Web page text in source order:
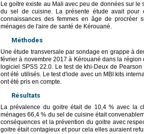
Le goitre existe au Mali avec peu de données sur
du sel de cuisine. La présente étude avait pour
connaissances des femmes en âge de procréer
ménages de l'aire de santé de Kérouané.
Méthodes
Une étude transversale par sondage en grappe à
février à novembre 2017 à Kérouané dans la
logiciel SPSS 22.0. Le test de khi-Deux de
ont été utilisés. Le test d'iode avec un MBI kits
ont été pris en compte.
Résultats
La prévalence du goitre était de 10,4 % avec la
ménages 66,4 % du sel de cuisine était
conséquences et la prévention du goitre avec
goitre était contagieux et pour cela elles auraient